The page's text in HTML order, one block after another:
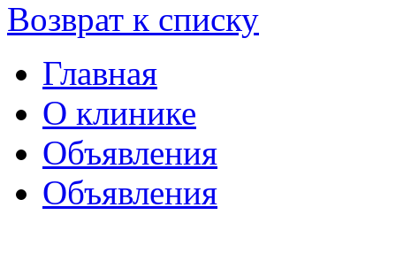
Возврат к списку
Главная
О клинике
Объявления
Объявления